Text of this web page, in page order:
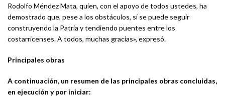
Rodolfo Méndez Mata, quien, con el apoyo de todos ustedes, ha
demostrado que, pese a los obstáculos, sí se puede seguir
construyendo la Patria y tendiendo puentes entre los
costarricenses. A todos, muchas gracias», expresó.
Principales obras
A continuación, un resumen de las principales obras concluidas,
en ejecución y por iniciar: